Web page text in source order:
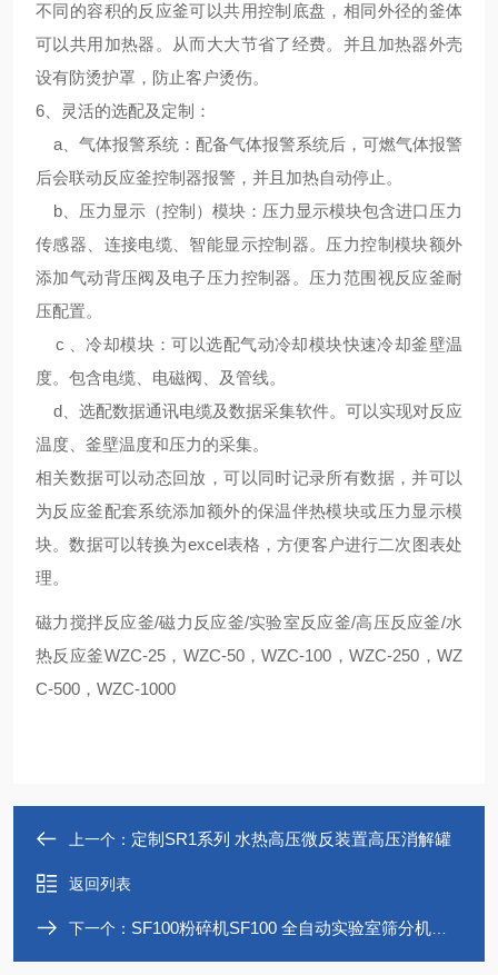
不同的容积的反应釜可以共用控制底盘，相同外径的釜体
可以共用加热器。从而大大节省了经费。并且加热器外壳
设有防烫护罩，防止客户烫伤。
6、
灵活的选配及定制 ：
a、气体报警系统：配备气体报警系统后，可燃气体报警
后会联动反应釜控制器报警，并且加热自动停止。
b、压力显示（控制）模块：压力显示模块包含进口压力
传感器、连接电缆、智能显示控制器。压力控制模块额外
添加气动背压阀及电子压力控制器。压力范围视反应釜耐
压配置。
c 、冷却模块：可以选配气动冷却模块快速冷却釜壁温
度。包含电缆、电磁阀、及管线。
d、选配数据通讯电缆及数据采集软件。可以实现对反应
温度、釜壁温度和压力的采集。
相关数据可以动态回放，可以同时记录所有数据，并可以
为反应釜配套系统添加额外的保温伴热模块或压力显示模
块。数据可以转换为excel表格，方便客户进行二次图表处
理。
磁力搅拌反应釜/磁力反应釜/实验室反应釜/高压反应釜/水
热反应釜WZC-25，WZC-50，WZC-100，WZC-250，WZ
C-500，WZC-1000
上一个： 定制SR1系列 水热高压微反装置高压消解罐
返回列表
下一个： SF100粉碎机SF100 全自动实验室筛分机筛分仪